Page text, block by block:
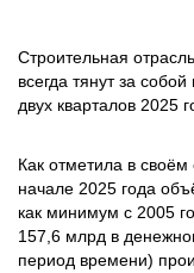
Строительная
всегда тянут за
двух кварталов 2025
Как отметила в
начале 2025 года
как минимум с 2005
157,6 млрд в
период времени)